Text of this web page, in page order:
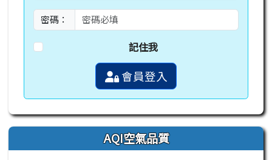
密碼：
記住我
會員登入
AQI空氣品質